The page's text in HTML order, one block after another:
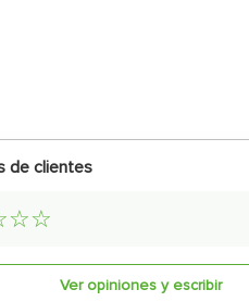
de clientes
☆☆
Ver opiniones y escribir